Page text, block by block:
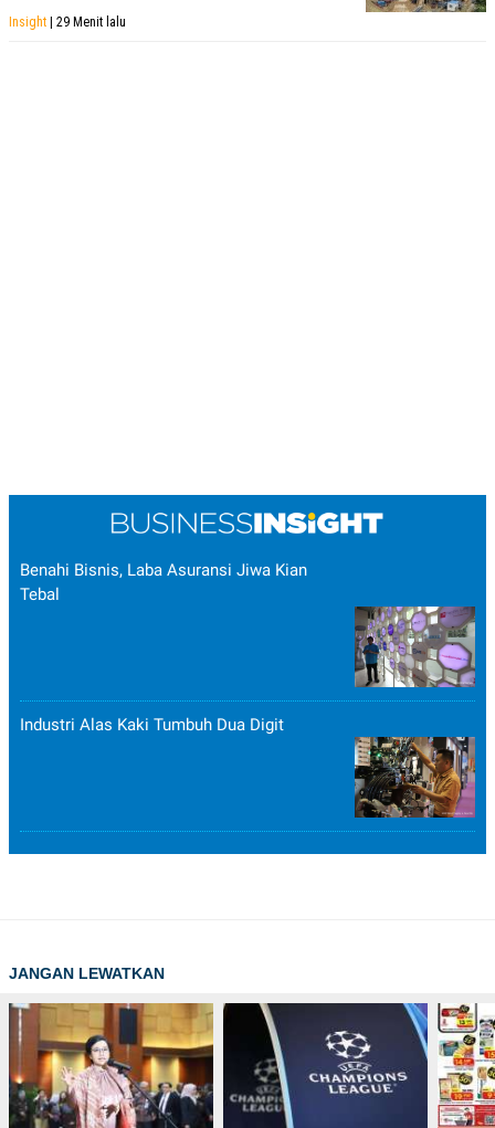
Insight | 29 Menit lalu
Benahi Bisnis, Laba Asuransi Jiwa Kian
Tebal
Industri Alas Kaki Tumbuh Dua Digit
JANGAN LEWATKAN